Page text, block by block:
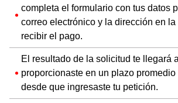
completa el formulario con tus datos
correo electrónico y la dirección en
recibir el pago.
El resultado de la solicitud te llegará
proporcionaste en un plazo
desde que ingresaste tu petición.